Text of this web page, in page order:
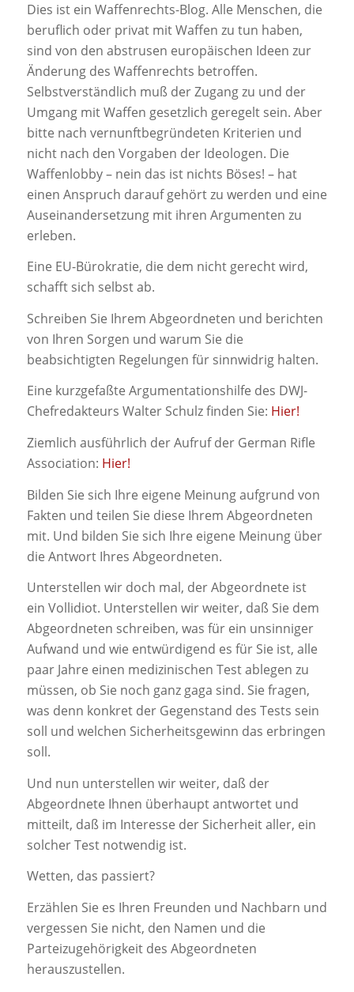
Dies ist ein Waffenrechts-Blog. Alle Menschen, die
beruflich oder privat mit Waffen zu tun haben,
sind von den abstrusen europäischen Ideen zur
Änderung des Waffenrechts betroffen.
Selbstverständlich muß der Zugang zu und der
Umgang mit Waffen gesetzlich geregelt sein. Aber
bitte nach vernunftbegründeten Kriterien und
nicht nach den Vorgaben der Ideologen. Die
Waffenlobby – nein das ist nichts Böses! – hat
einen Anspruch darauf gehört zu werden und eine
Auseinandersetzung mit ihren Argumenten zu
erleben.
Eine EU-Bürokratie, die dem nicht gerecht wird,
schafft sich selbst ab.
Schreiben Sie Ihrem Abgeordneten und berichten
von Ihren Sorgen und warum Sie die
beabsichtigten Regelungen für sinnwidrig halten.
Eine kurzgefaßte Argumentationshilfe des DWJ-
Chefredakteurs Walter Schulz finden Sie: Hier!
Ziemlich ausführlich der Aufruf der German Rifle
Association: Hier!
Bilden Sie sich Ihre eigene Meinung aufgrund von
Fakten und teilen Sie diese Ihrem Abgeordneten
mit. Und bilden Sie sich Ihre eigene Meinung über
die Antwort Ihres Abgeordneten.
Unterstellen wir doch mal, der Abgeordnete ist
ein Vollidiot. Unterstellen wir weiter, daß Sie dem
Abgeordneten schreiben, was für ein unsinniger
Aufwand und wie entwürdigend es für Sie ist, alle
paar Jahre einen medizinischen Test ablegen zu
müssen, ob Sie noch ganz gaga sind. Sie fragen,
was denn konkret der Gegenstand des Tests sein
soll und welchen Sicherheitsgewinn das erbringen
soll.
Und nun unterstellen wir weiter, daß der
Abgeordnete Ihnen überhaupt antwortet und
mitteilt, daß im Interesse der Sicherheit aller, ein
solcher Test notwendig ist.
Wetten, das passiert?
Erzählen Sie es Ihren Freunden und Nachbarn und
vergessen Sie nicht, den Namen und die
Parteizugehörigkeit des Abgeordneten
herauszustellen.